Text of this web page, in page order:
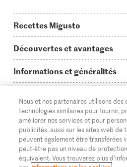
Recettes Migusto
Idées de menus
Plats principaux
Simple & vite prêt
Apéritif
Préparations au four
Découvertes et avantages
On en parle...
Tutoriels
Glossaire des ingrédients
Login Migusto
Informations et généralités
Questions concernant Migusto
Cuisiner avec Migusto
Service clientèle & contact
Publicité
Supermarché
Migros Online
À propos de Migros
DE FR IT
Nous et nos partenaires utilisons des
technologies similaires pour fournir,
améliorer nos services et pour
publicités, aussi sur les sites web de
peuvent également être transférées
peut-être pas un niveau de
équivalent. Vous trouverez plus